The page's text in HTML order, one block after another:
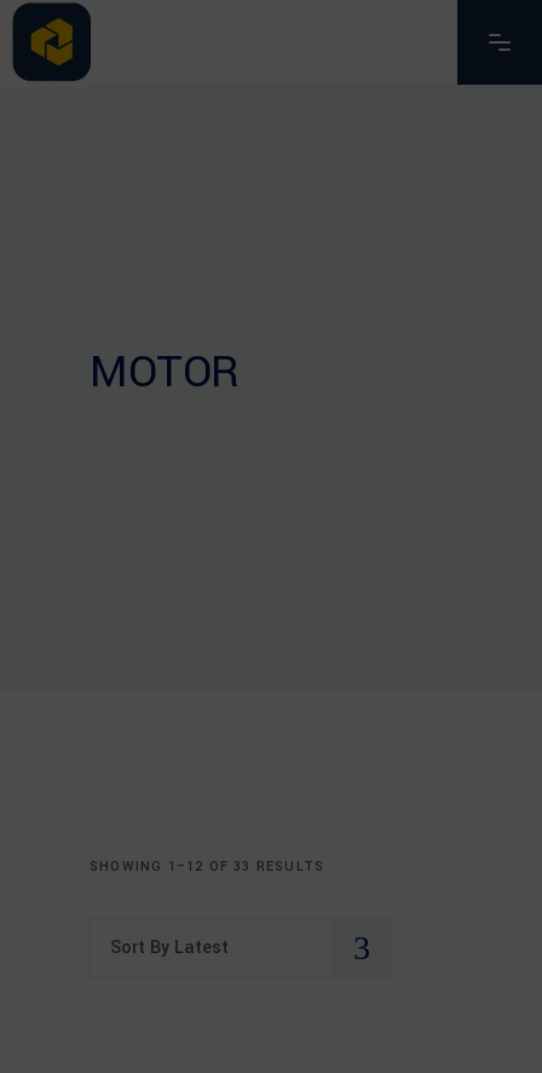
MOTOR
SHOWING 1–12 OF 33 RESULTS
Sort By Latest